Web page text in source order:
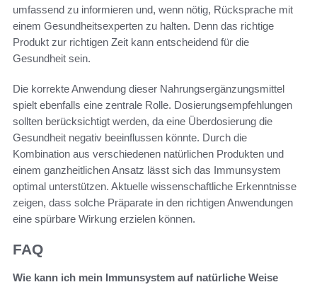
umfassend zu informieren und, wenn nötig, Rücksprache mit
einem Gesundheitsexperten zu halten. Denn das richtige
Produkt zur richtigen Zeit kann entscheidend für die
Gesundheit sein.
Die korrekte Anwendung dieser Nahrungsergänzungsmittel
spielt ebenfalls eine zentrale Rolle. Dosierungsempfehlungen
sollten berücksichtigt werden, da eine Überdosierung die
Gesundheit negativ beeinflussen könnte. Durch die
Kombination aus verschiedenen natürlichen Produkten und
einem ganzheitlichen Ansatz lässt sich das Immunsystem
optimal unterstützen. Aktuelle wissenschaftliche Erkenntnisse
zeigen, dass solche Präparate in den richtigen Anwendungen
eine spürbare Wirkung erzielen können.
FAQ
Wie kann ich mein Immunsystem auf natürliche Weise